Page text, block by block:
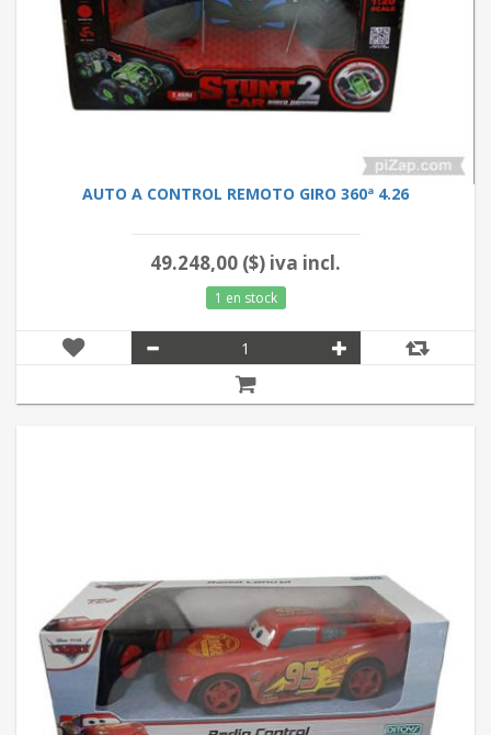
AUTO A CONTROL REMOTO GIRO 360ª 4.26
49.248,00 ($) iva incl.
1 en stock